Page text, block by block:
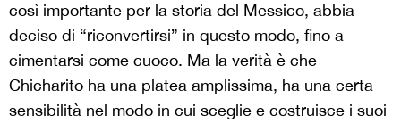
così importante per la storia del Messico, abbia
deciso di “riconvertirsi” in questo modo, fino a
cimentarsi come cuoco. Ma la verità è che
Chicharito ha una platea amplissima, ha una certa
sensibilità nel modo in cui sceglie e costruisce i suoi